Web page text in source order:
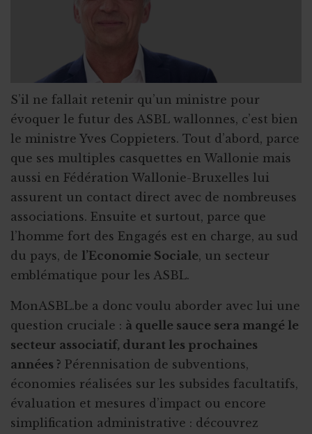
S’il ne fallait retenir qu’un ministre pour
évoquer le futur des ASBL wallonnes, c’est bien
le ministre Yves Coppieters. Tout d’abord, parce
que ses multiples casquettes en Wallonie mais
aussi en Fédération Wallonie-Bruxelles lui
assurent un contact direct avec de nombreuses
associations. Ensuite et surtout, parce que
l’homme fort des Engagés est en charge, au sud
du pays, de l’Economie Sociale, un secteur
emblématique pour les ASBL.
MonASBL.be a donc voulu aborder avec lui une
question cruciale : à quelle sauce sera mangé le
secteur associatif, durant les prochaines
années ? Pérennisation de subventions,
économies réalisées sur les subsides facultatifs,
évaluation et mesures d’impact ou encore
simplification administrative : découvrez